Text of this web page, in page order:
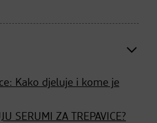
Kako djeluje i kome je
SERUMI ZA TREPAVICE?